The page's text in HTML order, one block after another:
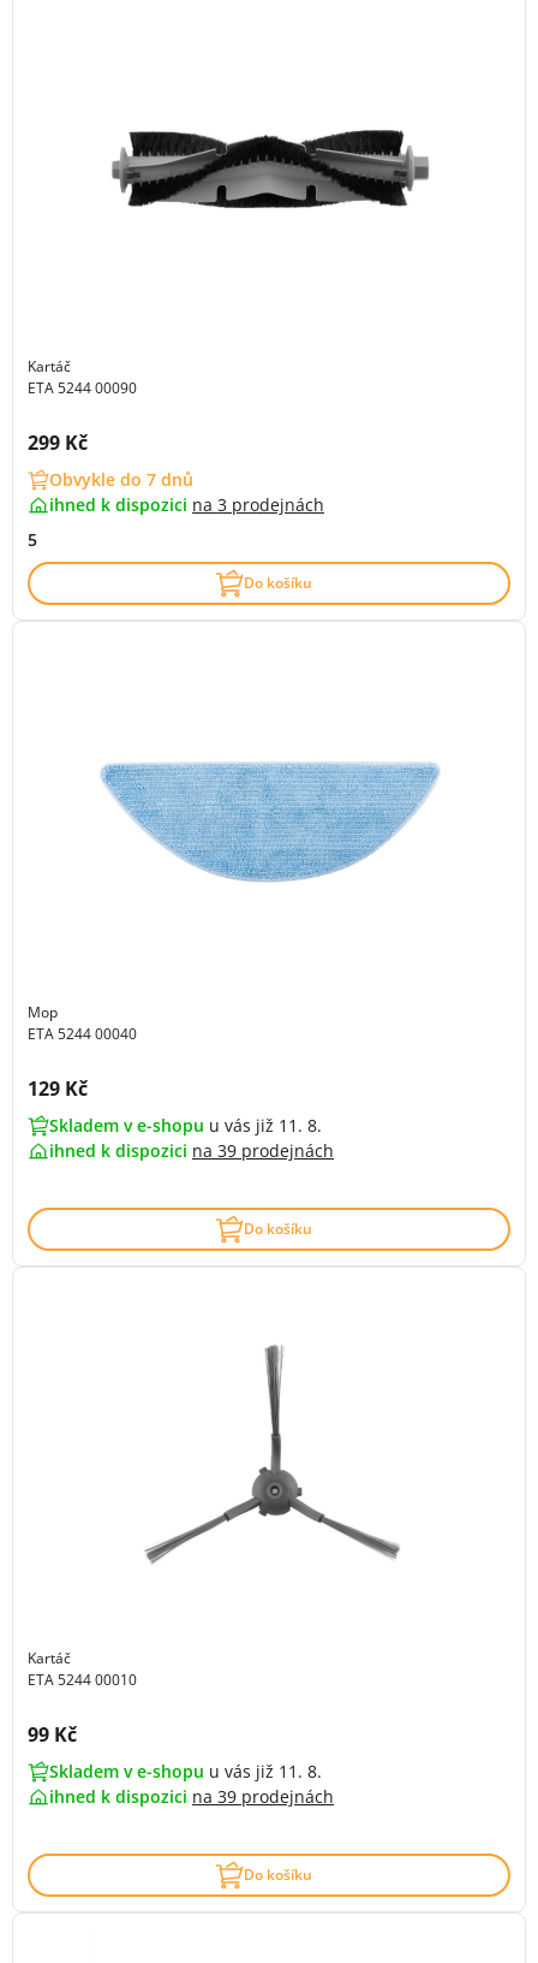
Kartáč
ETA 5244 00090
Cena s DPH:
299 Kč
Obvykle do 7 dnů
ihned k dispozici na 3 prodejnách
5
Do košíku
Mop
ETA 5244 00040
Cena s DPH:
129 Kč
Skladem v e-shopu u vás již 11. 8.
ihned k dispozici na 39 prodejnách
Do košíku
Kartáč
ETA 5244 00010
Cena s DPH:
99 Kč
Skladem v e-shopu u vás již 11. 8.
ihned k dispozici na 39 prodejnách
Do košíku